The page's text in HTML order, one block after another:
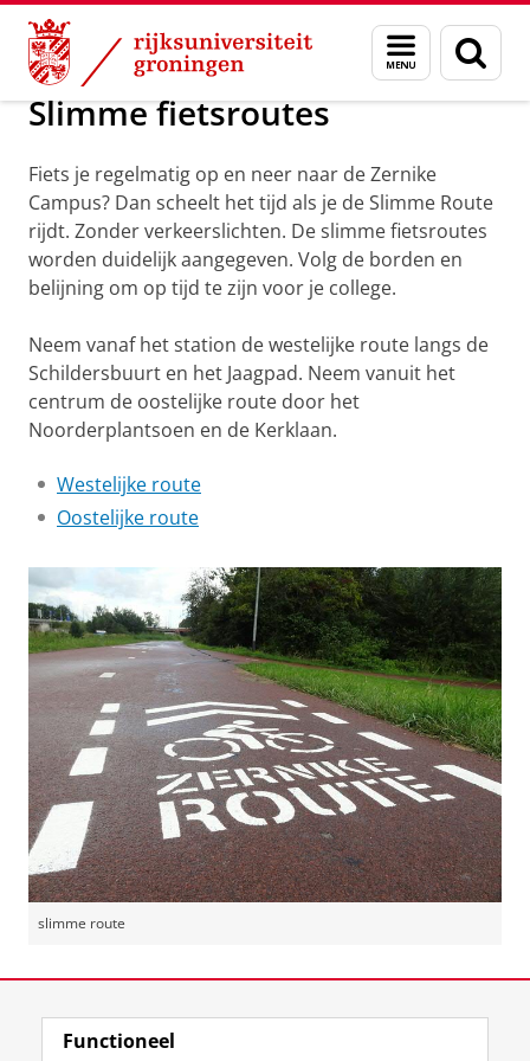
Skip
Content
Skip
Navigation
Menu
en
zoeken
Over ons Praktische zaken
Slimme fietsroutes
Fiets je regelmatig op en neer naar de Zernike
Campus? Dan scheelt het tijd als je de Slimme Route
rijdt. Zonder verkeerslichten. De slimme fietsroutes
worden duidelijk aangegeven. Volg de borden en
belijning om op tijd te zijn voor je college.
Neem vanaf het station de westelijke route langs de
Schildersbuurt en het Jaagpad. Neem vanuit het
centrum de oostelijke route door het
Noorderplantsoen en de Kerklaan.
Westelijke route
Oostelijke route
slimme route
View this page in:English
Functioneel